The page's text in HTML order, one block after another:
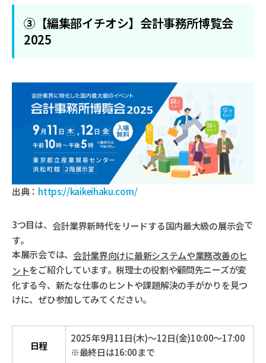
③【編集部イチオシ】会計事務所博覧会
2025
出典： https://kaikeihaku.com/
3つ目は、 会計業界新時代をリードする国内最大級の展示会で
す。
本展示会では、 会計業界向けに最新システムや業務改善のヒ
ントをご紹介しています。税理士の役割や顧問先ニーズが変
化する今、新たな仕事のヒントや課題解決の手がかりを見つ
けに、ぜひ参加してみてください。
日程
2025年9月11日(木)～12日(金)10:00〜17:00
※最終日は16:00まで